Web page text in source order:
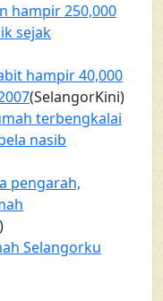
hampir 250,000
sejak
hampir 40,000
(SelangorKini)
terbengkalai
nasib
pengarah,
Selangorku